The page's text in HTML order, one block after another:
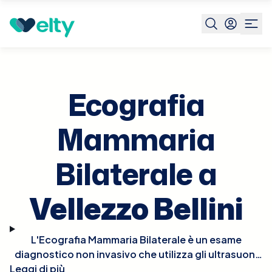
Prenota visita Ecografia Mammaria Bilaterale
Vellezzo
Ecografia
Mammaria
Bilaterale a
Vellezzo Bellini
L'Ecografia Mammaria Bilaterale è un esame
diagnostico non invasivo che utilizza gli ultrasuoni
per esaminare entrambe le mammelle. Questo
Leggi di più